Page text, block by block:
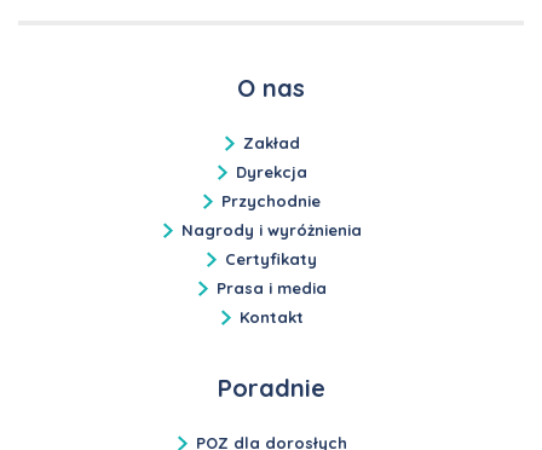
O nas
Zakład
Dyrekcja
Przychodnie
Nagrody i wyróżnienia
Certyfikaty
Prasa i media
Kontakt
Poradnie
POZ dla dorosłych